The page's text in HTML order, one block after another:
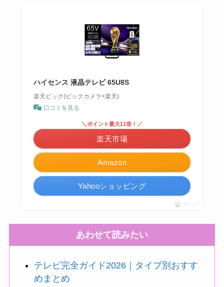
ハイセンス 液晶テレビ 65U8S
楽天ビック(ビックカメラ×楽天)
口コミを見る
Amazon
＼ポイント最大11倍！／
楽天市場
Yahooショッピング
ポチップ
あわせて読みたい
テレビ完全ガイド2026｜タイプ別おすす
めまとめ